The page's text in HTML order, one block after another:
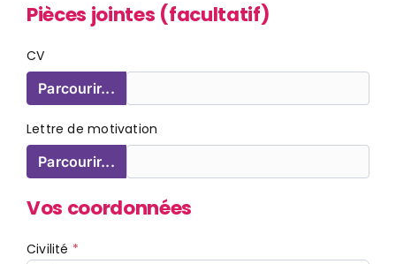
Pièces jointes (facultatif)
CV
Parcourir...
Lettre de motivation
Parcourir...
Vos coordonnées
Civilité